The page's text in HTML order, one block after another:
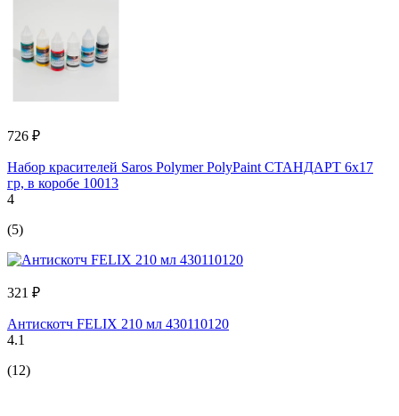
726 ₽
Набор красителей Saros Polymer PolyPaint СТАНДАРТ 6x17
гр, в коробе 10013
4
(5)
321 ₽
Антискотч FELIX 210 мл 430110120
4.1
(12)